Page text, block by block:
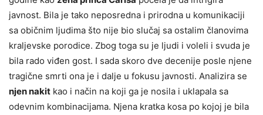
javnost. Bila je tako neposredna i prirodna u komunikaciji
sa običnim ljudima što nije bio slučaj sa ostalim članovima
kraljevske porodice. Zbog toga su je ljudi i voleli i svuda je
bila rado viđen gost. I sada skoro dve decenije posle njene
tragične smrti ona je i dalje u fokusu javnosti. Analizira se
njen nakit kao i način na koji ga je nosila i uklapala sa
odevnim kombinacijama. Njena kratka kosa po kojoj je bila